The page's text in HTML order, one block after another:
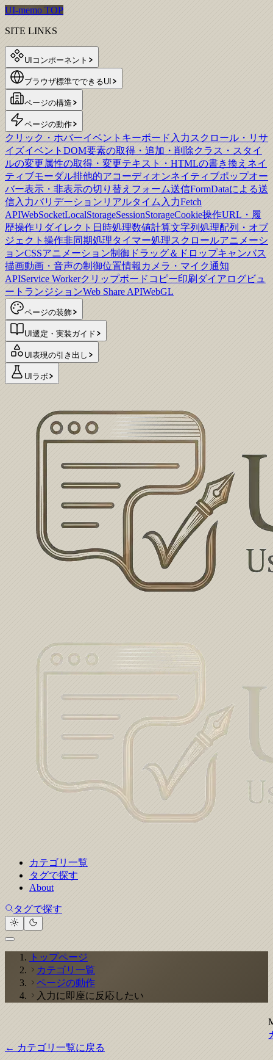
UI-memo TOP
SITE LINKS
UIコンポーネント
ブラウザ標準でできるUI
ページの構造
ページの動作
クリック・ホバーイベント キーボード入力 スクロール・リサ
イズイベント DOM要素の取得・追加・削除クラス・スタイ
ルの変更属性の取得・変更テキスト・HTMLの書き換え ネイ
ティブモーダル排他的アコーディオンネイティブポップオー
バー表示・非表示の切り替え フォーム送信FormDataによる送
信入力バリデーション リアルタイム入力Fetch
APIWebSocketLocalStorageSessionStorageCookie操作URL・履
歴操作リダイレクト 日時処理数値計算文字列処理配列・オブ
ジェクト操作非同期処理タイマー処理スクロールアニメーシ
ョンCSSアニメーション制御 ドラッグ＆ドロップキャンバス
描画動画・音声の制御位置情報 カメラ・マイク通知
APIService Workerクリップボードコピー印刷ダイアログビュ
ートランジションWeb Share APIWebGL
ページの装飾
UI選定・実装ガイド
UI表現の引き出し
UIラボ
カテゴリ一覧
タグで探す
About
タグで探す
トップページ
カテゴリ一覧
ページの動作
入力に即座に反応したい
← カテゴリ一覧に戻る